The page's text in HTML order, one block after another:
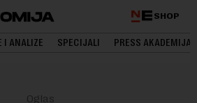
SHOP
I ANALIZE SPECIJALI PRESS AKADEMIJA